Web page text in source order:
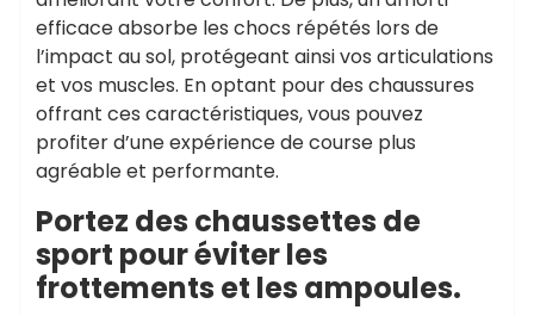
efficace absorbe les chocs répétés lors de
l’impact au sol, protégeant ainsi vos articulations
et vos muscles. En optant pour des chaussures
offrant ces caractéristiques, vous pouvez
profiter d’une expérience de course plus
agréable et performante.
Portez des chaussettes de
sport pour éviter les
frottements et les ampoules.